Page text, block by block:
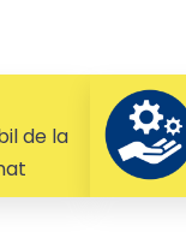
de la